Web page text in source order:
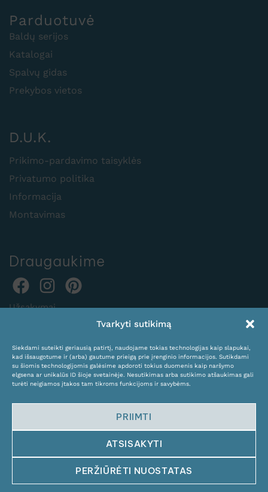
Tvarkyti sutikimą
Siekdami suteikti geriausią patirtį, naudojame tokias technologijas kaip slapukai,
kad išsaugotume ir (arba) gautume prieigą prie įrenginio informacijos. Sutikdami
su šiomis technologijomis galėsime apdoroti tokius duomenis kaip naršymo
elgsena ar unikalūs ID šioje svetainėje. Nesutikimas arba sutikimo atšaukimas gali
turėti neigiamos įtakos tam tikroms funkcijoms ir savybėms.
PRIIMTI
ATSISAKYTI
PERŽIŪRĖTI NUOSTATAS
Parduotuvė
Baldų serijos
Katalogai
Spalvų gidas
Prekybos vietos
D.U.K.
Prikimo-pardavimo taisyklės
Privatumo politika
Informacija
Montavimas
Draugaukime
Užsakymai
expocentras@kame.lt
Tel. +370 611 31131
© Copyright 2024 KAMĖ. All rights reserved.